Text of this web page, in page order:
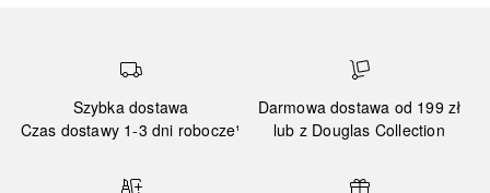
Szybka dostawa
Czas dostawy 1-3 dni robocze¹
Darmowa dostawa od 199 zł
lub z Douglas Collection